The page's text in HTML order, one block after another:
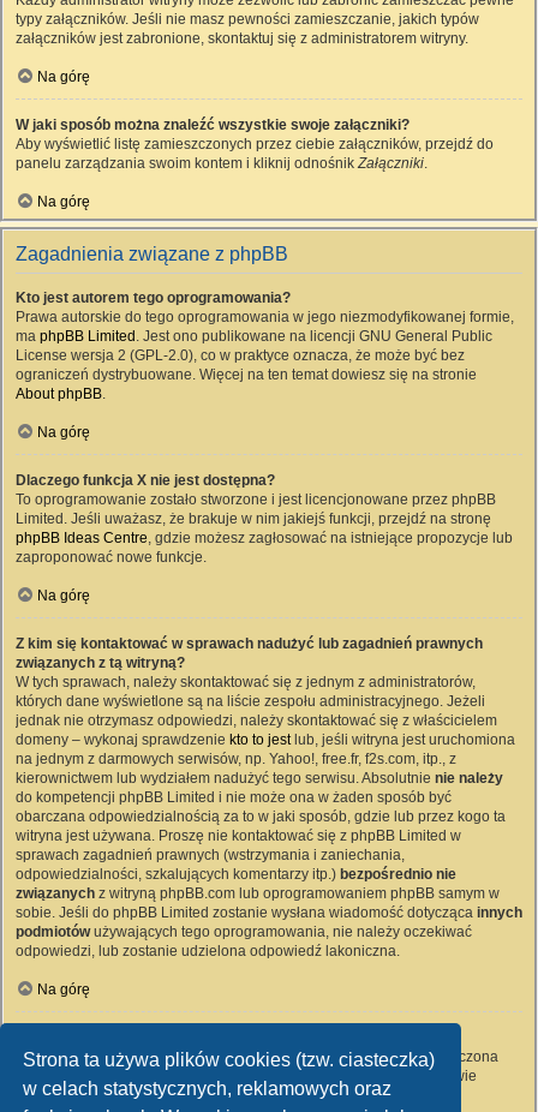
Strona ta używa plików cookies (tzw. ciasteczka)
w celach statystycznych, reklamowych oraz
typy załączników. Jeśli nie masz pewności zamieszczanie, jakich typów
załączników jest zabronione, skontaktuj się z administratorem witryny.
Na górę
W jaki sposób można znaleźć wszystkie swoje załączniki?
Aby wyświetlić listę zamieszczonych przez ciebie załączników, przejdź do
panelu zarządzania swoim kontem i kliknij odnośnikZałączniki.
Na górę
Zagadnienia związane z phpBB
Kto jest autorem tego oprogramowania?
Prawa autorskie do tego oprogramowania w jego niezmodyfikowanej formie,
ma phpBB Limited . Jest ono publikowane na licencji GNU General Public
License wersja 2 (GPL-2.0), co w praktyce oznacza, że może być bez
ograniczeń dystrybuowane. Więcej na ten temat dowiesz się na stronie
About phpBB.
Na górę
Dlaczego funkcja X nie jest dostępna?
To oprogramowanie zostało stworzone i jest licencjonowane przez phpBB
Limited. Jeśli uważasz, że brakuje w nim jakiejś funkcji, przejdź na stronę
phpBB Ideas Centre, gdzie możesz zagłosować na istniejące propozycje lub
zaproponować nowe funkcje.
Na górę
Z kim się kontaktować w sprawach nadużyć lub zagadnień prawnych
związanych z tą witryną?
W tych sprawach, należy skontaktować się z jednym z administratorów,
których dane wyświetlone są na liście zespołu administracyjnego. Jeżeli
jednak nie otrzymasz odpowiedzi, należy skontaktować się z właścicielem
domeny – wykonaj sprawdzenie kto to jestlub, jeśli witryna jest uruchomiona
na jednym z darmowych serwisów, np. Yahoo!, free.fr, f2s.com, itp., z
kierownictwem lub wydziałem nadużyć tego serwisu. Absolutnie nie należy
do kompetencji phpBB Limited i nie może ona w żaden sposób być
obarczana odpowiedzialnością za to w jaki sposób, gdzie lub przez kogo ta
witryna jest używana. Proszę nie kontaktować się z phpBB Limited w
sprawach zagadnień prawnych (wstrzymania i zaniechania,
odpowiedzialności, szkalujących komentarzy itp.) bezpośrednio nie
związanych z witryną phpBB.com lub oprogramowaniem phpBB samym w
sobie. Jeśli do phpBB Limited zostanie wysłana wiadomość dotycząca innych
podmiotówużywających tego oprogramowania, nie należy oczekiwać
odpowiedzi, lub zostanie udzielona odpowiedź lakoniczna.
Na górę
Wszyscy użytkownicy witryny mogą używać – jeśli funkcja ta jest włączona
przez administratora witryny – formularza „Kontakt z nami”. Członkowie
witryny mogą także używać odnośnika „Zespół administracyjny”.